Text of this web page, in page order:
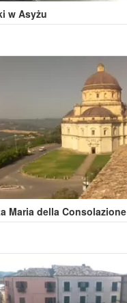
w Asyżu
Maria della Consolazione